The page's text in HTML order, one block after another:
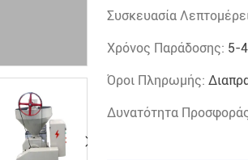
Συσκευασία
Χρόνος Παράδοσης: 5-
Όροι Πληρωμής:
Δυνατότητα